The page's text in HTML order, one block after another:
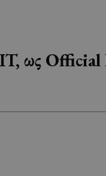
ως Official